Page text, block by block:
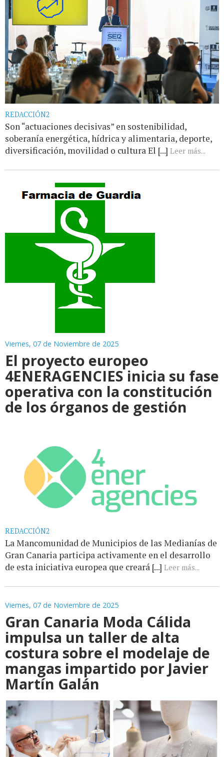
REDACCIÓN2
Son “actuaciones decisivas” en sostenibilidad,
soberanía energética, hídrica y alimentaria, deporte,
diversificación, movilidad o cultura El [...] Leer más...
Viernes, 07 de Noviembre de 2025
El proyecto europeo
4ENERAGENCIES inicia su fase
operativa con la constitución
de los órganos de gestión
REDACCIÓN2
La Mancomunidad de Municipios de las Medianías de
Gran Canaria participa activamente en el desarrollo
de esta iniciativa europea que creará [...] Leer más...
Viernes, 07 de Noviembre de 2025
Gran Canaria Moda Cálida
impulsa un taller de alta
costura sobre el modelaje de
mangas impartido por Javier
Martín Galán